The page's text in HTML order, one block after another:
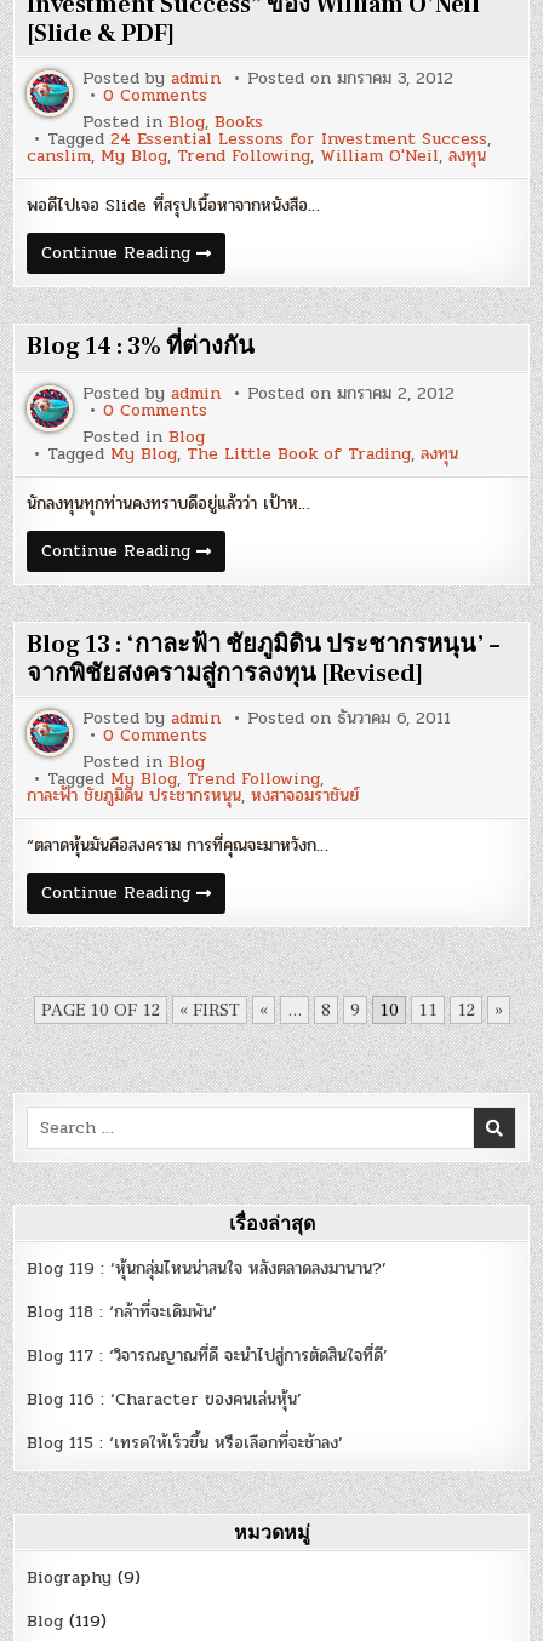
เยอะ
จริง
หรือ?
[Slide & PDF]
Posted byadmin Posted onมกราคม 3, 2012
0 Comments
Blog
15
:
หนังสือ
“24
Essential
Lessons
for
Investment
Success”
ของ
William
O’Neil
[Slide
&
Posted inBlog,Books
Tagged24 Essential Lessons for Investment Success,
canslim, My Blog, Trend Following, William O'Neil,ลงทุน
พอดีไปเจอ Slide ที่สรุปเนื้อหาจากหนังสือ…
Continue ReadingBlog
15
:
หนังสือ
“24
Essential
Lessons
for
Investment
Success”
ของ
William
O’Neil
[Slide
&
PDF]
Blog 14 : 3% ที่ต่างกัน
Posted byadmin Posted onมกราคม 2, 2012
0 Comments
:
3%
ที่
ต่าง
กัน
Posted inBlog
Tagged My Blog, The Little Book of Trading,ลงทุน
นักลงทุนทุกท่านคงทราบดีอยู่แล้วว่า เป้าห…
Continue ReadingBlog
14
:
3%
ที่
ต่าง
กัน
Blog 13 : ‘กาละฟ้า ชัยภูมิดิน ประชากรหนุน’ –
จากพิชัยสงครามสู่การลงทุน [Revised]
Posted byadmin Posted on ธันวาคม 6, 2011
0 Comments
:
‘กา
ละ
ฟ้า
ชัยภูมิ
ดิน
ประชากร
หนุน’
–
จาก
พิชัย
สงคราม
สู่
การ
ลงทุน
[Revised]
Posted inBlog
Tagged My Blog, Trend Following,
กาละฟ้า ชัยภูมิดิน ประชากรหนุน,หงสาจอมราชันย์
“ตลาดหุ้นมันคือสงคราม การที่คุณจะมาหวังก…
Continue ReadingBlog
13
:
‘กา
ละ
ฟ้า
ชัยภูมิ
ดิน
ประชากร
หนุน’
–
จาก
พิชัย
สงคราม
การ
ลงทุน
[Revised]
PAGE 10 OF 12 « FIRST « ... 8 9 10 11 12 »
Search
for:
เรื่องล่าสุด
Blog 119 : ‘หุ้นกลุ่มไหนน่าสนใจ หลังตลาดลงมานาน?’
Blog 118 : ‘กล้าที่จะเดิมพัน’
Blog 117 : ‘วิจารณญาณที่ดี จะนำไปสู่การตัดสินใจที่ดี’
Blog 116 : ‘Character ของคนเล่นหุ้น’
Blog 115 : ‘เทรดให้เร็วขึ้น หรือเลือกที่จะช้าลง’
หมวดหมู่
Biography (9)
Blog (119)